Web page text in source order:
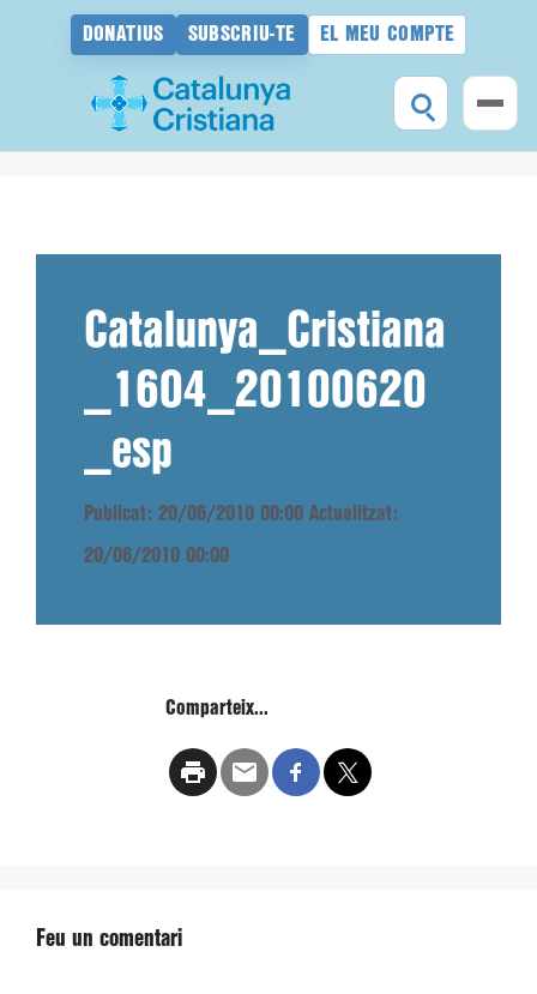
DONATIUS SUBSCRIU-TE EL MEU COMPTE
Catalunya_Cristiana
_1604_20100620
_esp
Publicat: 20/06/2010 00:00 Actualitzat:
20/06/2010 00:00
Comparteix...
Feu un comentari